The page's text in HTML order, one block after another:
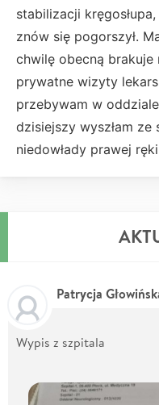
stabilizacji
znów się pogorszył.
chwilę obecną brakuje
prywatne wizyty
przebywam w
dzisiejszy wyszłam
niedowłady prawej
Patrycja
Wypis z szpitala